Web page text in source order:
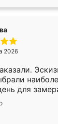
2026
для
уже
Спасибо